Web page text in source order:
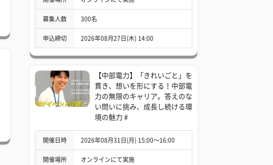
募集人数 300名
申込締切 2026年08月27日(木) 14:00
【中部電力】「きれいごと」を
貫き、想いを形にする！中部電
力の無限のキャリア。答えのな
い問いに挑み、成長し続ける環
境の魅力 #
開催日時 2026年08月31日(月) 15:00〜16:00
開催場所 オンラインにて実施